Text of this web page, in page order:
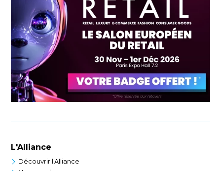
L'Alliance
Découvrir l'Alliance